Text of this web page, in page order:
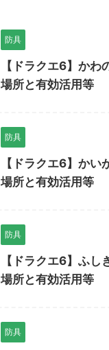
防具
【ドラクエ6】かわ
場所と有効活用等
防具
【ドラクエ6】かい
場所と有効活用等
防具
【ドラクエ6】ふし
場所と有効活用等
防具